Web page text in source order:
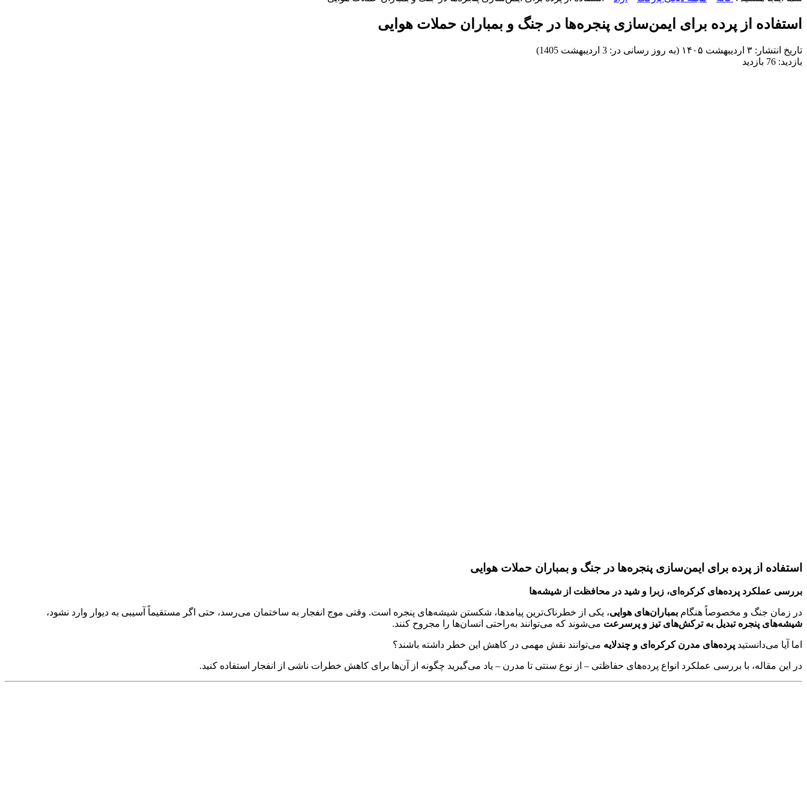
استفاده از پرده برای ایمن‌سازی پنجره‌ها در جنگ و بمباران حملات هوایی
تاریخ انتشار: ۳ اردیبهشت ۱۴۰۵ (به روز رسانی در: 3 اردیبهشت 1405)
بازدید: 76 بازدید
استفاده از پرده برای ایمن‌سازی پنجره‌ها در جنگ و بمباران حملات هوایی
بررسی عملکرد پرده‌های کرکره‌ای، زبرا و شید در محافظت از شیشه‌ها
در زمان جنگ و مخصوصاً هنگام بمباران‌های هوایی، یکی از خطرناک‌ترین پیامدها، شکستن شیشه‌های پنجره است. وقتی موج انفجار به ساختمان می‌رسد، حتی اگر مستقیماً آسیبی به دیوار وارد نشود،
شیشه‌های پنجره تبدیل به ترکش‌های تیز و پرسرعت می‌شوند که می‌توانند به‌راحتی انسان‌ها را مجروح کنند.
اما آیا می‌دانستید پرده‌های مدرن کرکره‌ای و چندلایه می‌توانند نقش مهمی در کاهش این خطر داشته باشند؟
در این مقاله، با بررسی عملکرد انواع پرده‌های حفاظتی – از نوع سنتی تا مدرن – یاد می‌گیرید چگونه از آن‌ها برای کاهش خطرات ناشی از انفجار استفاده کنید.